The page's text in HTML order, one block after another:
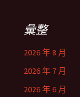
彙整
2026 年 8 月
2026 年 7 月
2026 年 6 月